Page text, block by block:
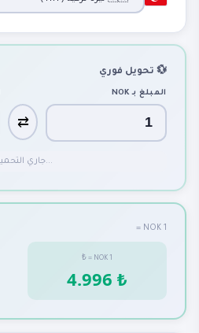
💱 تحويل فوري
المبلغ بـNOK
⇄
جاري التحميل...
1 NOK =
1
NOK
=
₺
4.996 ₺